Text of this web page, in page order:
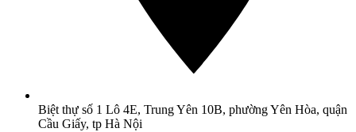
Biệt thự số 1 Lô 4E, Trung Yên 10B, phường Yên Hòa, quận
Cầu Giấy, tp Hà Nội